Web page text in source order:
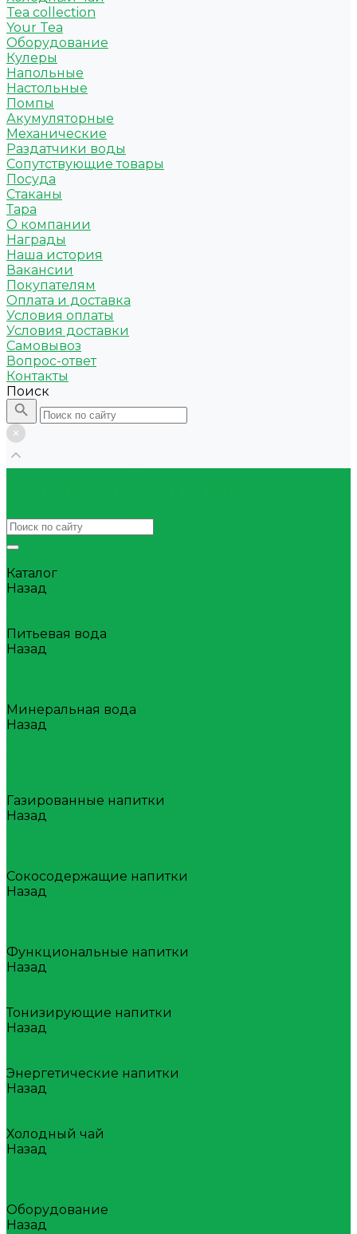
Tea collection
Your Tea
Оборудование
Кулеры
Напольные
Настольные
Помпы
Акумуляторные
Механические
Раздатчики воды
Сопутствующие товары
Посуда
Стаканы
Тара
О компании
Награды
Наша история
Вакансии
Покупателям
Оплата и доставка
Условия оплаты
Условия доставки
Самовывоз
Вопрос-ответ
Контакты
Поиск
Каталог
Назад
Питьевая вода
Назад
Минеральная вода
Назад
Газированные напитки
Назад
Сокосодержащие напитки
Назад
Функциональные напитки
Назад
Тонизирующие напитки
Назад
Энергетические напитки
Назад
Холодный чай
Назад
Оборудование
Назад